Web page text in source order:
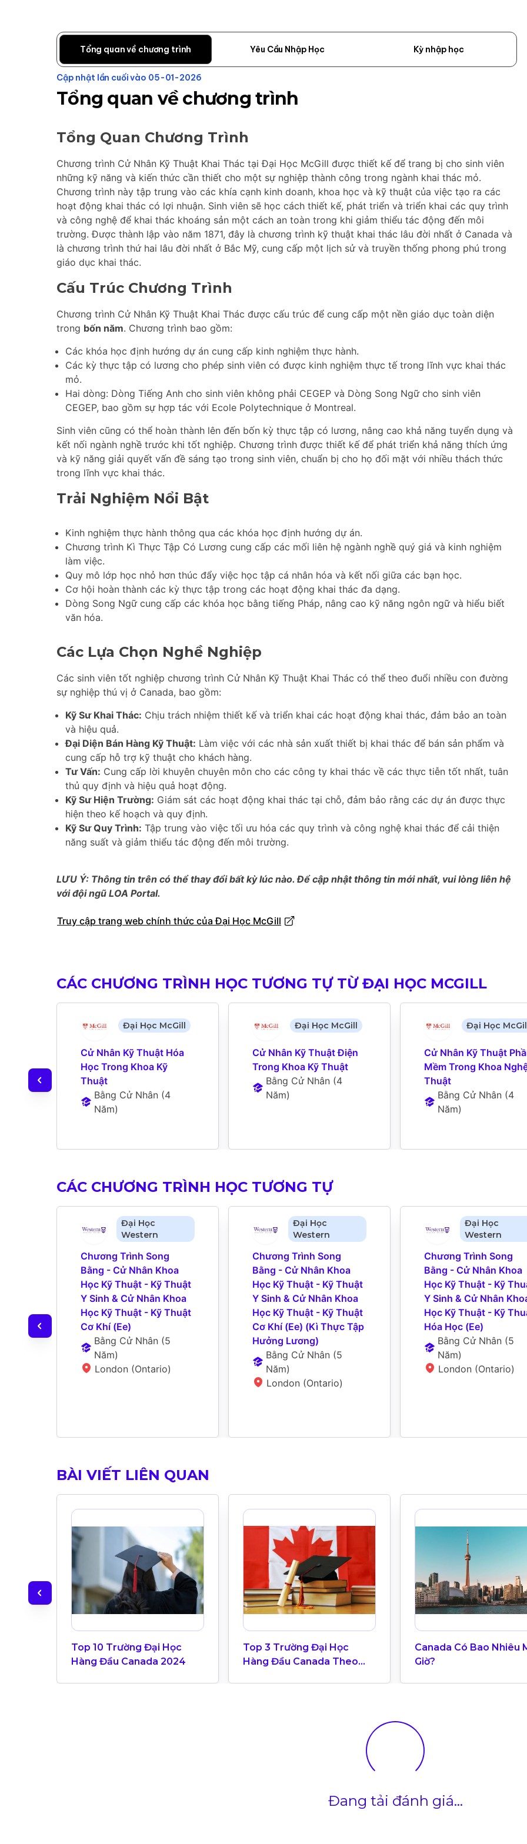
Tổng quan về chương trình Yêu Cầu Nhập Học Kỳ nhập học
Cập nhật lần cuối vào 05-01-2026
Tổng quan về chương trình
Tổng Quan Chương Trình
Chương trình Cử Nhân Kỹ Thuật Khai Thác tại Đại Học McGill được thiết kế để trang bị cho sinh viên
những kỹ năng và kiến thức cần thiết cho một sự nghiệp thành công trong ngành khai thác mỏ.
Chương trình này tập trung vào các khía cạnh kinh doanh, khoa học và kỹ thuật của việc tạo ra các
hoạt động khai thác có lợi nhuận. Sinh viên sẽ học cách thiết kế, phát triển và triển khai các quy trình
và công nghệ để khai thác khoáng sản một cách an toàn trong khi giảm thiểu tác động đến môi
trường. Được thành lập vào năm 1871, đây là chương trình kỹ thuật khai thác lâu đời nhất ở Canada và
là chương trình thứ hai lâu đời nhất ở Bắc Mỹ, cung cấp một lịch sử và truyền thống phong phú trong
giáo dục khai thác.
Cấu Trúc Chương Trình
Chương trình Cử Nhân Kỹ Thuật Khai Thác được cấu trúc để cung cấp một nền giáo dục toàn diện
trong bốn năm. Chương trình bao gồm:
Các khóa học định hướng dự án cung cấp kinh nghiệm thực hành.
Các kỳ thực tập có lương cho phép sinh viên có được kinh nghiệm thực tế trong lĩnh vực khai thác
mỏ.
Hai dòng: Dòng Tiếng Anh cho sinh viên không phải CEGEP và Dòng Song Ngữ cho sinh viên
CEGEP, bao gồm sự hợp tác với Ecole Polytechnique ở Montreal.
Sinh viên cũng có thể hoàn thành lên đến bốn kỳ thực tập có lương, nâng cao khả năng tuyển dụng và
kết nối ngành nghề trước khi tốt nghiệp. Chương trình được thiết kế để phát triển khả năng thích ứng
và kỹ năng giải quyết vấn đề sáng tạo trong sinh viên, chuẩn bị cho họ đối mặt với nhiều thách thức
trong lĩnh vực khai thác.
Trải Nghiệm Nổi Bật
Kinh nghiệm thực hành thông qua các khóa học định hướng dự án.
Chương trình Kì Thực Tập Có Lương cung cấp các mối liên hệ ngành nghề quý giá và kinh nghiệm
làm việc.
Quy mô lớp học nhỏ hơn thúc đẩy việc học tập cá nhân hóa và kết nối giữa các bạn học.
Cơ hội hoàn thành các kỳ thực tập trong các hoạt động khai thác đa dạng.
Dòng Song Ngữ cung cấp các khóa học bằng tiếng Pháp, nâng cao kỹ năng ngôn ngữ và hiểu biết
văn hóa.
Các Lựa Chọn Nghề Nghiệp
Các sinh viên tốt nghiệp chương trình Cử Nhân Kỹ Thuật Khai Thác có thể theo đuổi nhiều con đường
sự nghiệp thú vị ở Canada, bao gồm:
Kỹ Sư Khai Thác: Chịu trách nhiệm thiết kế và triển khai các hoạt động khai thác, đảm bảo an toàn
và hiệu quả.
Đại Diện Bán Hàng Kỹ Thuật: Làm việc với các nhà sản xuất thiết bị khai thác để bán sản phẩm và
cung cấp hỗ trợ kỹ thuật cho khách hàng.
Tư Vấn: Cung cấp lời khuyên chuyên môn cho các công ty khai thác về các thực tiễn tốt nhất, tuân
thủ quy định và hiệu quả hoạt động.
Kỹ Sư Hiện Trường: Giám sát các hoạt động khai thác tại chỗ, đảm bảo rằng các dự án được thực
hiện theo kế hoạch và quy định.
Kỹ Sư Quy Trình: Tập trung vào việc tối ưu hóa các quy trình và công nghệ khai thác để cải thiện
năng suất và giảm thiểu tác động đến môi trường.
LƯU Ý: Thông tin trên có thể thay đổi bất kỳ lúc nào. Để cập nhật thông tin mới nhất, vui lòng liên hệ
với đội ngũ LOA Portal.
Truy cập trang web chính thức của Đại Học McGill
CÁC CHƯƠNG TRÌNH HỌC TƯƠNG TỰ TỪ ĐẠI HỌC MCGILL
Đại Học McGill
Cử Nhân Kỹ Thuật Hóa
Học Trong Khoa Kỹ
Thuật
Bằng Cử Nhân (4
Năm)
Đại Học McGill
Cử Nhân Kỹ Thuật Điện
Trong Khoa Kỹ Thuật
Bằng Cử Nhân (4
Năm)
Đại Học
Cử Nhân Kỹ Thuật
Mềm Trong Khoa
Thuật
Bằng Cử Nhân (4
Năm)
CÁC CHƯƠNG TRÌNH HỌC TƯƠNG TỰ
Đại Học
Western
Chương Trình Song
Bằng - Cử Nhân Khoa
Học Kỹ Thuật - Kỹ Thuật
Y Sinh & Cử Nhân Khoa
Học Kỹ Thuật - Kỹ Thuật
Cơ Khí (Ee)
Bằng Cử Nhân (5
Năm)
London (Ontario)
Đại Học
Western
Chương Trình Song
Bằng - Cử Nhân Khoa
Học Kỹ Thuật - Kỹ Thuật
Y Sinh & Cử Nhân Khoa
Học Kỹ Thuật - Kỹ Thuật
Cơ Khí (Ee) (Kì Thực Tập
Hưởng Lương)
Bằng Cử Nhân (5
Năm)
London (Ontario)
Đại Học
Western
Chương Trình Song
Bằng - Cử Nhân Khoa
Học Kỹ Thuật - Kỹ
Y Sinh & Cử Nhân
Học Kỹ Thuật - Kỹ
Hóa Học (Ee)
Bằng Cử Nhân (5
Năm)
London (Ontario)
BÀI VIẾT LIÊN QUAN
Top 10 Trường Đại Học
Hàng Đầu Canada 2024
Top 3 Trường Đại Học
Hàng Đầu Canada Theo
Canada Có Bao Nhiêu
Giờ?
Đang tải đánh giá...